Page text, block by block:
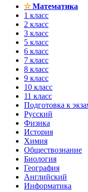
✫Математика
1 класс
2 класс
3 класс
5 класс
6 класс
7 класс
8 класс
9 класс
10 класс
11 класс
Подготовка к
Русский
Физика
История
Химия
Обществознание
Биология
География
Английский
Информатика